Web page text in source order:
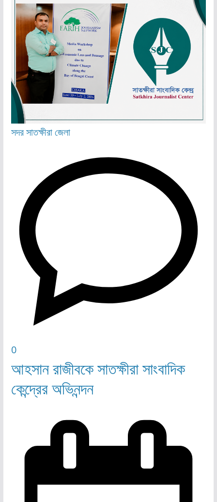
সদরসাতক্ষীরা জেলা
0
আহসান রাজীবকে সাতক্ষীরা সাংবাদিক
কেন্দ্রের অভিনন্দন